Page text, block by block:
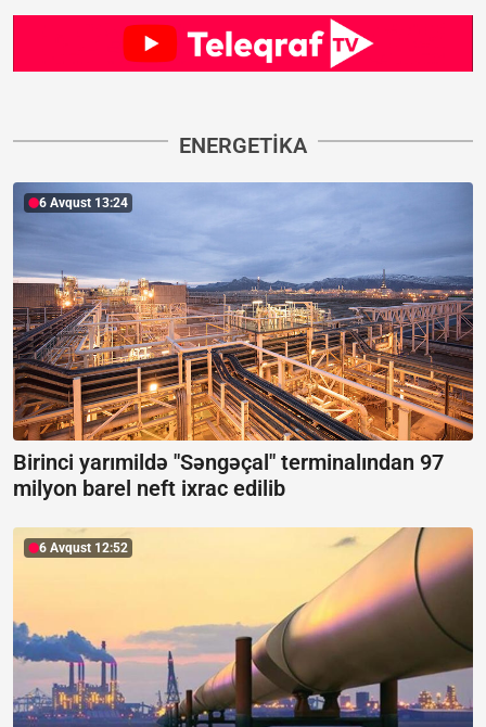
ENERGETIKA
6 Avqust 13:24
Birinci yarımildə "Səngəçal" terminalından 97
milyon barel neft ixrac edilib
6 Avqust 12:52